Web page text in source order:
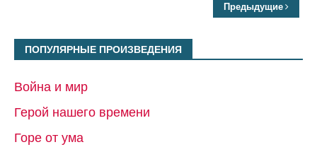
Предыдущие
ПОПУЛЯРНЫЕ ПРОИЗВЕДЕНИЯ
Война и мир
Герой нашего времени
Горе от ума